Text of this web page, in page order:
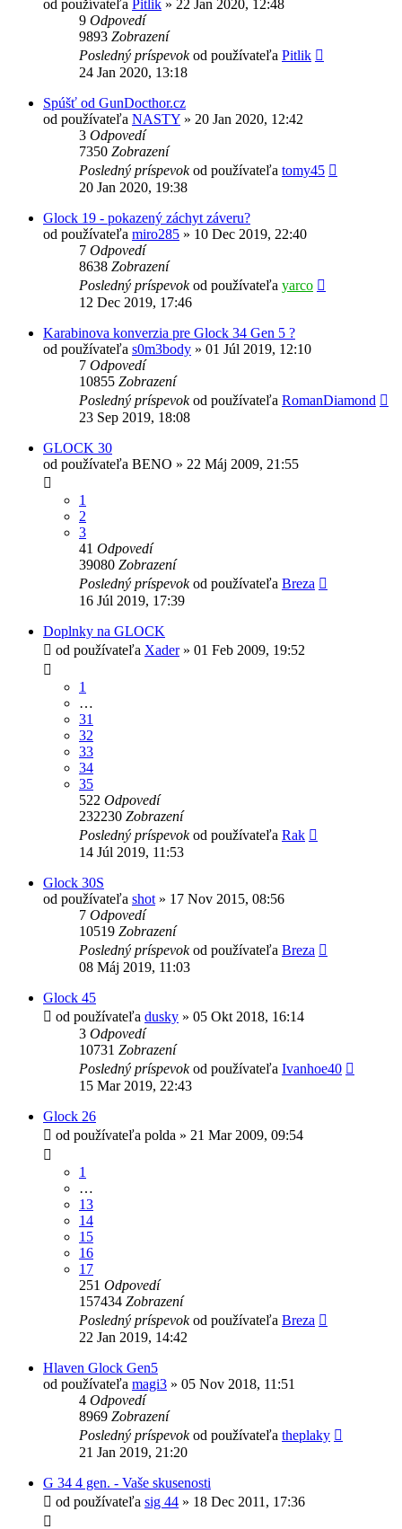
od používateľa Pitlik » 22 Jan 2020, 12:48
9 Odpovedí
9893 Zobrazení
Posledný príspevokod používateľa Pitlik
24 Jan 2020, 13:18
Spúšť od GunDocthor.cz
od používateľa NASTY » 20 Jan 2020, 12:42
3 Odpovedí
7350 Zobrazení
Posledný príspevokod používateľa tomy45
20 Jan 2020, 19:38
Glock 19 - pokazený záchyt záveru?
od používateľa miro285 » 10 Dec 2019, 22:40
7 Odpovedí
8638 Zobrazení
Posledný príspevokod používateľa yarco
12 Dec 2019, 17:46
Karabinova konverzia pre Glock 34 Gen 5 ?
od používateľa s0m3body » 01 Júl 2019, 12:10
7 Odpovedí
10855 Zobrazení
Posledný príspevokod používateľa RomanDiamond
23 Sep 2019, 18:08
GLOCK 30
od používateľa BENO » 22 Máj 2009, 21:55
1
2
3
41 Odpovedí
39080 Zobrazení
Posledný príspevokod používateľa Breza
16 Júl 2019, 17:39
Doplnky na GLOCK
od používateľa Xader» 01 Feb 2009, 19:52
1
…
31
32
33
34
35
522 Odpovedí
232230 Zobrazení
Posledný príspevokod používateľa Rak
14 Júl 2019, 11:53
Glock 30S
od používateľa shot » 17 Nov 2015, 08:56
7 Odpovedí
10519 Zobrazení
Posledný príspevokod používateľa Breza
08 Máj 2019, 11:03
Glock 45
od používateľa dusky » 05 Okt 2018, 16:14
3 Odpovedí
10731 Zobrazení
Posledný príspevokod používateľa Ivanhoe40
15 Mar 2019, 22:43
Glock 26
od používateľa polda » 21 Mar 2009, 09:54
1
…
13
14
15
16
17
251 Odpovedí
157434 Zobrazení
Posledný príspevokod používateľa Breza
22 Jan 2019, 14:42
Hlaven Glock Gen5
od používateľa magi3 » 05 Nov 2018, 11:51
4 Odpovedí
8969 Zobrazení
Posledný príspevokod používateľa theplaky
21 Jan 2019, 21:20
G 34 4 gen. - Vaše skusenosti
od používateľa sig 44 » 18 Dec 2011, 17:36